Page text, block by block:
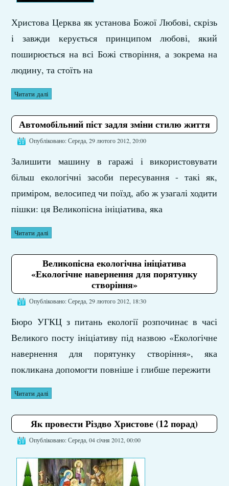
Христова Церква як установа Божої Любові, скрізь
і завжди керується принципом любові, який
поширюється на всі Божі створіння, а зокрема на
людину, та стоїть на
Читати далі
Автомобільний піст задля зміни стилю життя
Опубліковано: Середа, 29 лютого 2012, 20:00
Залишити машину в гаражі і використовувати
більш екологічні засоби пересування - такі як,
приміром, велосипед чи поїзд, або ж узагалі ходити
пішки: ця Великопісна ініціатива, яка
Читати далі
Великопісна екологічна ініціатива
«Екологічне навернення для порятунку
створіння»
Опубліковано: Середа, 29 лютого 2012, 18:30
Бюро УГКЦ з питань екології розпочинає в часі
Великого посту ініціативу під назвою «Екологічне
навернення для порятунку створіння», яка
покликана допомогти повніше і глибше пережити
Читати далі
Як провести Різдво Христове (12 порад)
Опубліковано: Середа, 04 січня 2012, 00:00